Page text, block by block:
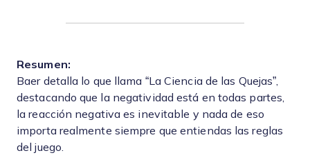
Resumen:
Baer detalla lo que llama “La Ciencia de las Quejas”,
destacando que la negatividad está en todas partes,
la reacción negativa es inevitable y nada de eso
importa realmente siempre que entiendas las reglas
del juego.